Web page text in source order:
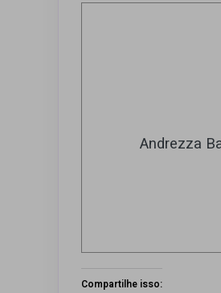
Andrezza
Compartilhe isso: